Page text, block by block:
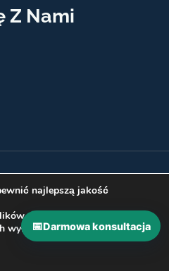
Z Nami
księgowość w UK
najlepszą jakość
ciasteczka, których
wyłączenia znajdziesz w
📅Darmowa konsultacja